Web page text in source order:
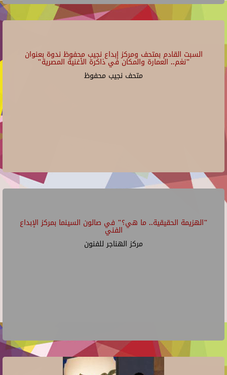
السبت القادم بمتحف ومركز إبداع نجيب محفوظ ندوة بعنوان
"نغم.. العمارة والمكان في ذاكرة الأغنية المصرية"
متحف نجيب محفوظ
"الهزيمة الحقيقية.. ما هي؟" في صالون السينما بمركز الإبداع
الفني
مركز الهناجر للفنون